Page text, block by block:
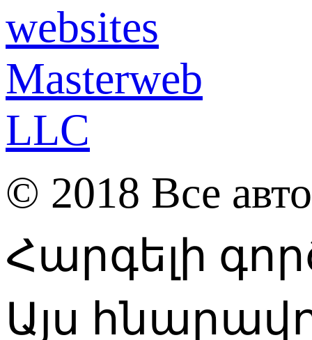
© 2018 Все
Հարգելի
Այս